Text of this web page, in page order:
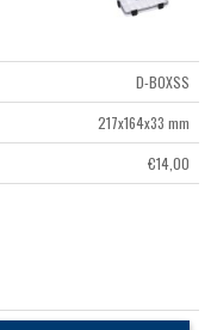
D-BOXSS
217x164x33 mm
€14,00